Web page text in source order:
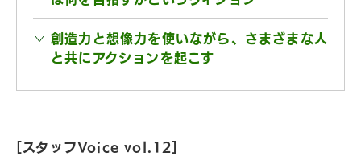
創造力と想像力を使いながら、さまざまな人
と共にアクションを起こす
[スタッフVoice vol.12]